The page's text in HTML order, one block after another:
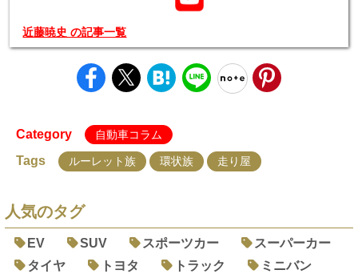
近藤暁史 の記事一覧
Category 自動車コラム
Tags ルーレット族 環状族 走り屋
人気のタグ
EV SUV スポーツカー
スーパーカー
タイヤ
トヨタ トラック
ミニバン